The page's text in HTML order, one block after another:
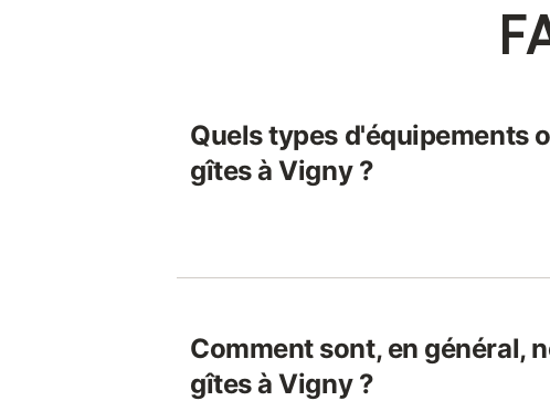
Quels types d'équipements
gîtes à Vigny ?
Comment sont, en général,
gîtes à Vigny ?